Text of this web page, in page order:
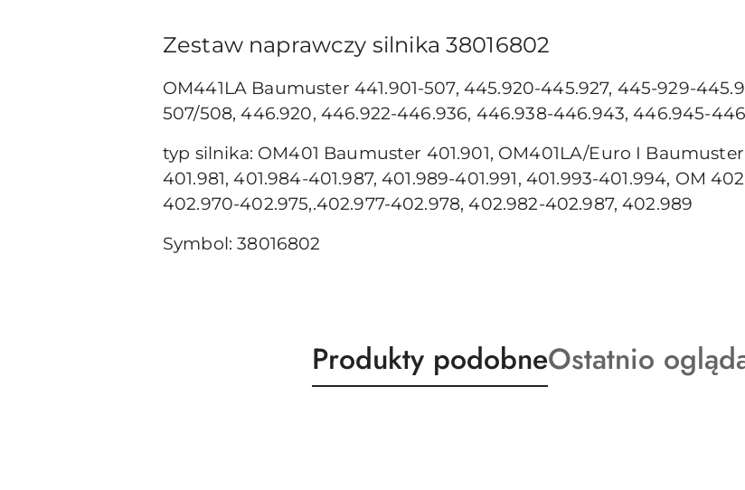
Zestaw naprawczy silnika 38016802
OM441LA Baumuster 441.901-507, 445.920-445.927, 445-929-
507/508, 446.920, 446.922-446.936, 446.938-446.943, 446.945-
typ silnika: OM401 Baumuster 401.901, OM401LA/Euro I Baumuster
401.981, 401.984-401.987, 401.989-401.991, 401.993-401.994, OM
402.970-402.975,.402.977-402.978, 402.982-402.987, 402.989
Symbol: 38016802
Produkty
o
Produkty podobneProdukty
o
Ostatnio